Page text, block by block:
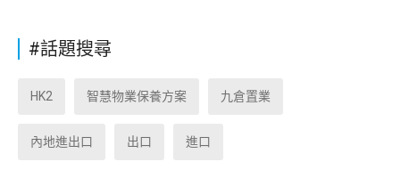
#話題搜尋
HK2 智慧物業保養方案 九倉置業
內地進出口 出口 進口